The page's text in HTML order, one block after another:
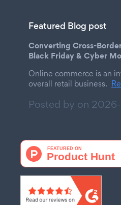
Featured Blog post
Converting Cross-
Black Friday & Cyber
Online commerce is an
overall retail business.
Posted by on